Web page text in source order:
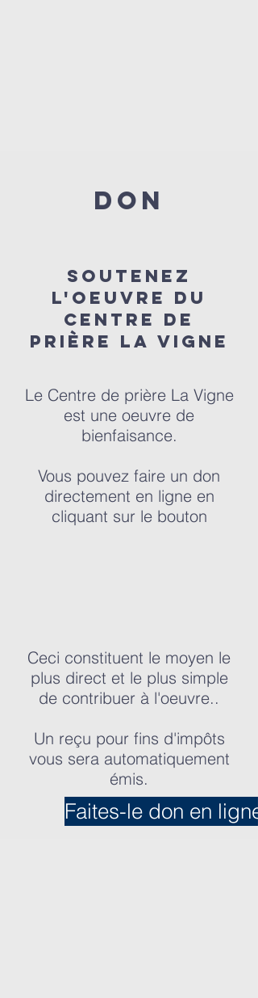
DON
SOUTENEZ
L'OEUVRE du
centre de
prière la vigne
Le Centre de prière La Vigne
est une oeuvre de
bienfaisance.
Vous pouvez faire un don
directement en ligne en
cliquant sur le bouton
Ceci constituent le moyen le
plus direct et le plus simple
de contribuer à l'oeuvre..
Un reçu pour fins d'impôts
vous sera automatiquement
émis.
Faites-le don en ligne